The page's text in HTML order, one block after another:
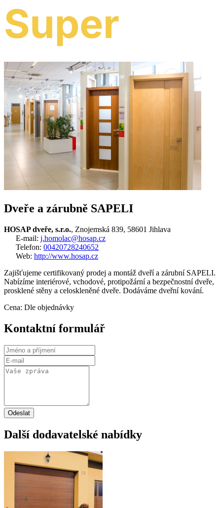
Dveře a zárubně SAPELI
HOSAP dveře, s.r.o., Znojemská 839, 58601 Jihlava
E-mail: j.homolac@hosap.cz
Telefon: 00420728240652
Web: http://www.hosap.cz
Zajišťujeme certifikovaný prodej a montáž dveří a zárubní SAPELI.
Nabízíme interiérové, vchodové, protipožární a bezpečnostní dveře,
prosklené stěny a celoskleněné dveře. Dodáváme dveřní kování.
Cena: Dle objednávky
Kontaktní formulář
Odeslat
Další dodavatelské nabídky